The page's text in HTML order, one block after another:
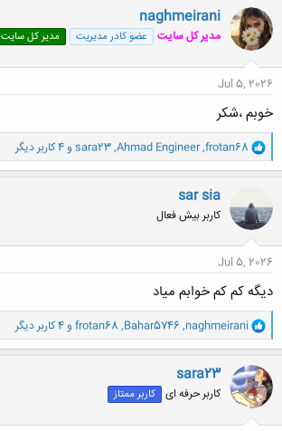
ن
ش
ه
:
naghmeirani
مدیر کل سایت عضو کادر مدیریت مدیر کل سایت
Jul 5, 2026
خوبم ،شکر
و
ا
ک
ش
ه
ا
frotan68
,
Ahmad Engineer
,
sara23 و 4 کاربر دیگر
sar sia
کاربر بیش فعال
Jul 5, 2026
دیگه کم کم خوابم میاد
و
ا
ک
ن
ش
ه
ا
naghmeirani
,
Bahar5746
,
frotan68 و 4 کاربر دیگر
sara23
کاربر حرفه ای کاربر ممتاز